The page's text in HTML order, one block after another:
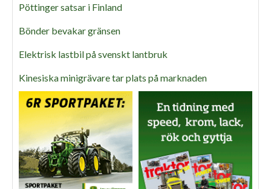
Pöttinger satsar i Finland
Bönder bevakar gränsen
Elektrisk lastbil på svenskt lantbruk
Kinesiska minigrävare tar plats på marknaden